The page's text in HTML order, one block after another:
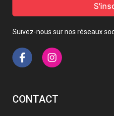
Suivez-nous sur nos réseaux
CONTACT